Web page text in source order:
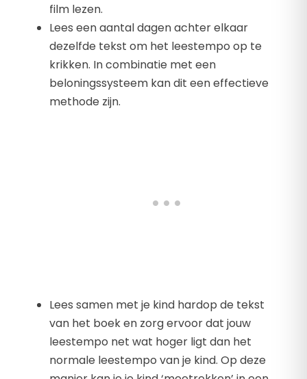
film lezen.
Lees een aantal dagen achter elkaar
dezelfde tekst om het leestempo op te
krikken. In combinatie met een
beloningssysteem kan dit een effectieve
methode zijn.
Lees samen met je kind hardop de tekst
van het boek en zorg ervoor dat jouw
leestempo net wat hoger ligt dan het
normale leestempo van je kind. Op deze